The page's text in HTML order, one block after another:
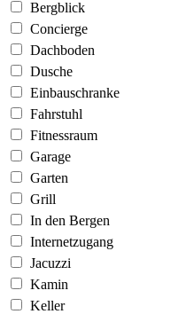
Bergblick
Concierge
Dachboden
Dusche
Einbauschranke
Fahrstuhl
Fitnessraum
Garage
Garten
Grill
In den Bergen
Internetzugang
Jacuzzi
Kamin
Keller